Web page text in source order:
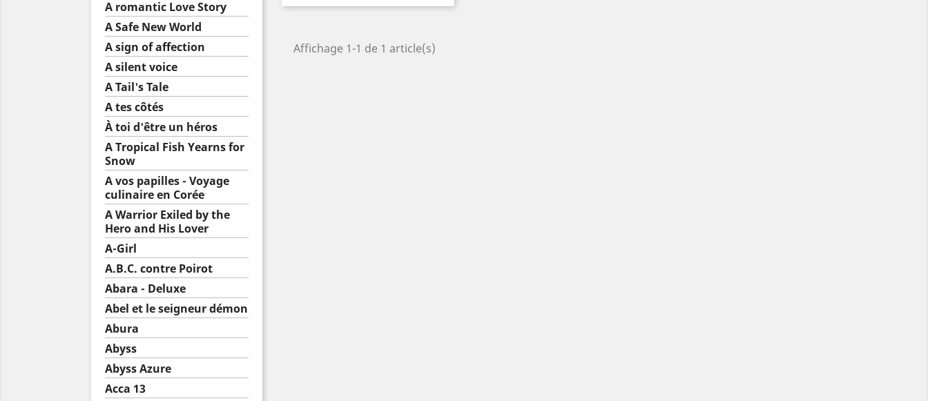
A romantic Love Story
A Safe New World
A sign of affection
A silent voice
A Tail's Tale
A tes côtés
À toi d'être un héros
A Tropical Fish Yearns for
Snow
A vos papilles - Voyage
culinaire en Corée
A Warrior Exiled by the
Hero and His Lover
A-Girl
A.B.C. contre Poirot
Abara - Deluxe
Abel et le seigneur démon
Abura
Abyss
Abyss Azure
Acca 13
Affichage 1-1 de 1 article(s)